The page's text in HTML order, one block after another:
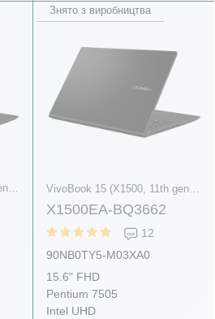
Знято з виробництва
X1500EA-BQ3662
12
90NB0TY5-M03XA0
15.6" FHD
Pentium 7505
Intel UHD